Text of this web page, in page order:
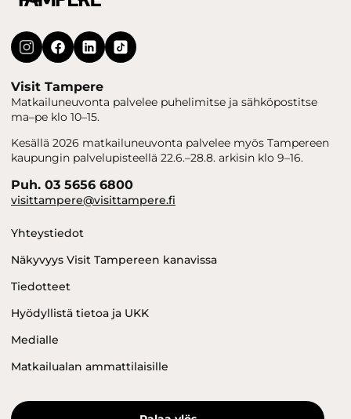
Visit Tampere
Matkailuneuvonta palvelee puhelimitse ja sähköpostitse
ma–pe klo 10–15.
Kesällä 2026 matkailuneuvonta palvelee myös Tampereen
kaupungin palvelupisteellä 22.6.–28.8. arkisin klo 9–16.
Puh. 03 5656 6800
visittampere@visittampere.fi
Yhteystiedot
Näkyvyys Visit Tampereen kanavissa
Tiedotteet
Hyödyllistä tietoa ja UKK
Medialle
Matkailualan ammattilaisille